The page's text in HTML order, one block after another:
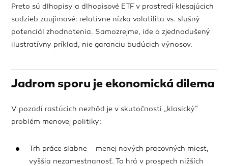
Preto sú dlhopisy a dlhopisové ETF v prostredí klesajúcich
sadzieb zaujímavé: relatívne nízka volatilita vs. slušný
potenciál zhodnotenia. Samozrejme, ide o zjednodušený
ilustratívny príklad, nie garanciu budúcich výnosov.
Jadrom sporu je ekonomická dilema
V pozadí rastúcich nezhôd je v skutočnosti „klasický“
problém menovej politiky:
Trh práce slabne – menej nových pracovných miest,
vyššia nezamestnanosť. To hrá v prospech nižších